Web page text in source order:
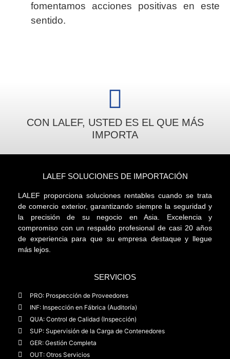
fomentamos acciones positivas en este
sentido.
CON LALEF, USTED ES EL QUE MÁS
IMPORTA
LALEF SOLUCIONES DE IMPORTACIÓN
LALEF proporciona soluciones rentables cuando se trata
de comercio exterior, garantizando siempre la seguridad y
la precisión de su negocio en Asia. Excelencia y
compromiso con un respaldo profesional de casi 20 años
de experiencia para que su empresa destaque y llegue
más lejos.
SERVICIOS
PRO: Prospección de Proveedores
INF: Inspección en Fábrica (Auditoría)
QUA: Control de Calidad (Inspección)
SUP: Supervisión de la Carga de Contenedores
GER: Gestión Completa
OUT: Otros Servicios